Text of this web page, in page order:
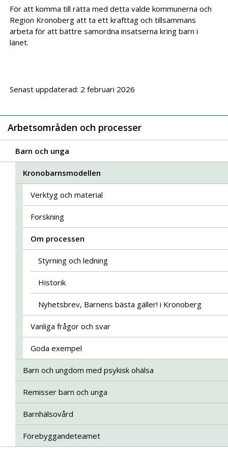
För att komma till rätta med detta valde kommunerna och
Region Kronoberg att ta ett krafttag och tillsammans
arbeta för att bättre samordna insatserna kring barn i
länet.
Senast uppdaterad: 2 februari 2026
Arbetsområden och processer
Barn och unga
Kronobarnsmodellen
Verktyg och material
Forskning
Om processen
Styrning och ledning
Historik
Nyhetsbrev, Barnens bästa gäller! i Kronoberg
Vanliga frågor och svar
Goda exempel
Barn och ungdom med psykisk ohälsa
Remisser barn och unga
Barnhälsovård
Förebyggandeteamet